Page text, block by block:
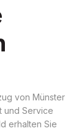
von Münster
und Service
erhalten Sie